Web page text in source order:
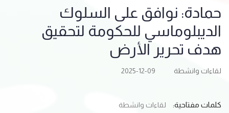
حمادة: نوافق على السلوك
الديبلوماسي للحكومة لتحقيق
هدف تحرير الأرض
لقاءات وانشطة 2025-12-09
كلمات مفتاحية: لقاءات وانشطة